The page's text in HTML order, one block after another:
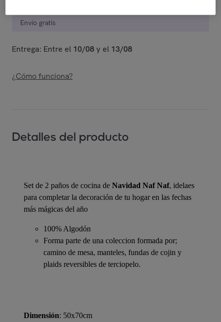
Envío gratis
Entrega: Entre el 10/08y el 13/08
¿Cómo funciona?
Detalles del producto
Set de 2 paños de cocina de Navidad Naf Naf, idelaes
para completar la decoración de tu hogar en las fechas
más mágicas del año
100% Algodón
Forma parte de una coleccion formada por;
camino de mesa, manteles, fundas de cojin y
plaids reversibles de terciopelo.
Dimensión: 50x70cm